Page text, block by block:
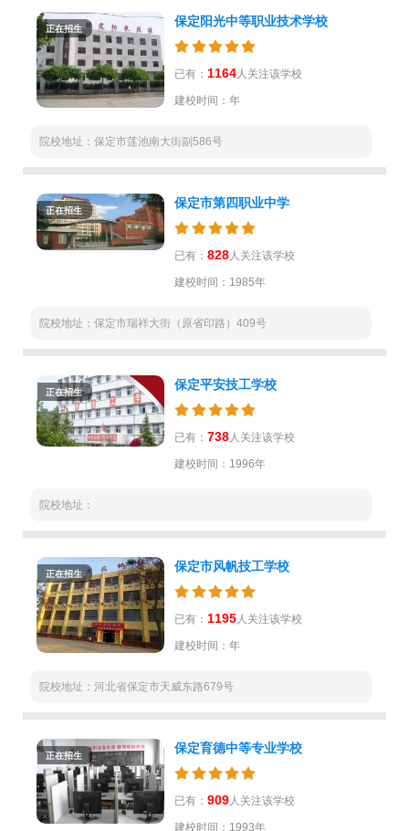
正在招生
保定阳光中等职业技术学校
已有： 1164人关注该学校
建校时间：年
院校地址：保定市莲池南大街副586号
正在招生
保定市第四职业中学
已有： 828人关注该学校
建校时间：1985年
院校地址：保定市瑞祥大街（原省印路）409号
正在招生
保定平安技工学校
已有： 738人关注该学校
建校时间：1996年
院校地址：
正在招生
保定市风帆技工学校
已有： 1195人关注该学校
建校时间：年
院校地址：河北省保定市天威东路679号
正在招生
保定育德中等专业学校
已有： 909人关注该学校
建校时间：1993年